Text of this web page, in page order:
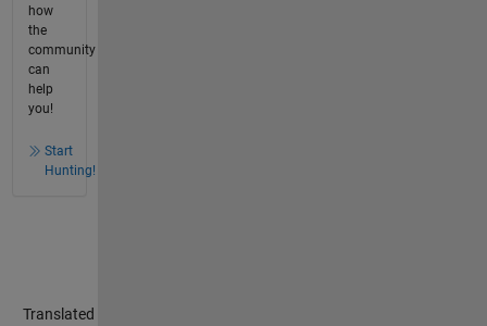
how
the
community
can
help
you!
Start
Hunting!
Translated